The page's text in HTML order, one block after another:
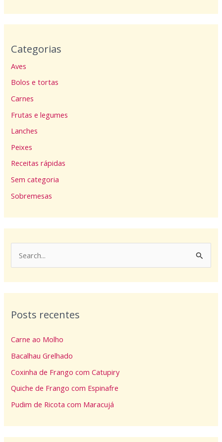
Categorias
Aves
Bolos e tortas
Carnes
Frutas e legumes
Lanches
Peixes
Receitas rápidas
Sem categoria
Sobremesas
e
s
u
s
a
r
p
o
:
Posts recentes
Carne ao Molho
Bacalhau Grelhado
Coxinha de Frango com Catupiry
Quiche de Frango com Espinafre
Pudim de Ricota com Maracujá